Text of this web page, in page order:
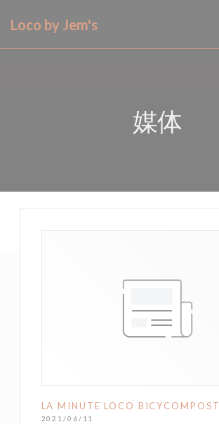
Loco by Jem's
媒体
LA MINUTE LOCO BICYCOMPOST
2021/06/11